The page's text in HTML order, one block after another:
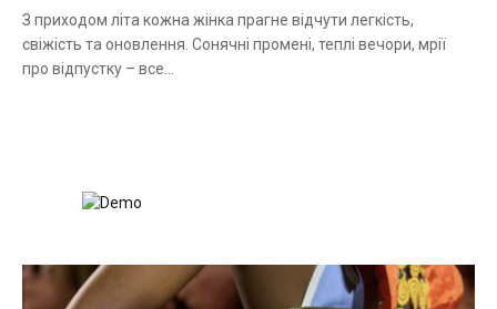
З приходом літа кожна жінка прагне відчути легкість,
свіжість та оновлення. Сонячні промені, теплі вечори, мрії
про відпустку – все…